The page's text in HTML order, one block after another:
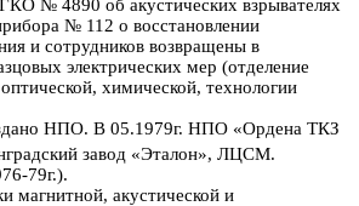
№ 4890 об акустических взрывателях
№ 112 о восстановлении
и сотрудников возвращены в
электрических мер (отделение
химической, технологии
НПО. В 05.1979г. НПО «Ордена ТКЗ
завод «Эталон», ЛЦСМ.
79г.).
магнитной, акустической и